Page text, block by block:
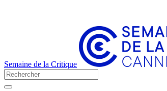
Semaine de la Critique